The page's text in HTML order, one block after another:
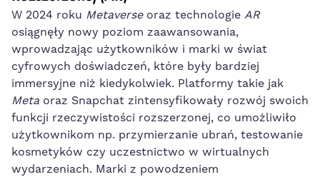
W 2024 roku Metaverseoraz technologie AR
osiągnęły nowy poziom zaawansowania,
wprowadzając użytkowników i marki w świat
cyfrowych doświadczeń, które były bardziej
immersyjne niż kiedykolwiek. Platformy takie jak
Meta oraz Snapchat zintensyfikowały rozwój swoich
funkcji rzeczywistości rozszerzonej, co umożliwiło
użytkownikom np. przymierzanie ubrań, testowanie
kosmetyków czy uczestnictwo w wirtualnych
wydarzeniach. Marki z powodzeniem